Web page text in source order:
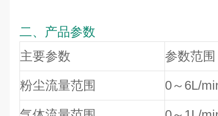
二、产品参数
主要参数
参数范围
粉尘流量范围
0～6L/